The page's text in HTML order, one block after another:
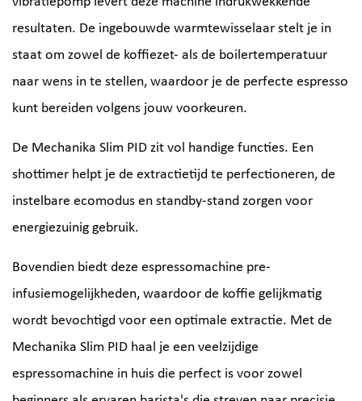
resultaten. De ingebouwde warmtewisselaar stelt je in
staat om zowel de koffiezet- als de boilertemperatuur
naar wens in te stellen, waardoor je de perfecte espresso
kunt bereiden volgens jouw voorkeuren.
De Mechanika Slim PID zit vol handige functies. Een
shottimer helpt je de extractietijd te perfectioneren, de
instelbare ecomodus en standby-stand zorgen voor
energiezuinig gebruik.
Bovendien biedt deze espressomachine pre-
infusiemogelijkheden, waardoor de koffie gelijkmatig
wordt bevochtigd voor een optimale extractie. Met de
Mechanika Slim PID haal je een veelzijdige
espressomachine in huis die perfect is voor zowel